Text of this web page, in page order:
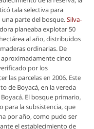
tala selectiva para
parte del bosque.Silva-
planeaba explotar 50
al año, distribuidos
ordinarias. De
cinco
por los
las parcelas en 2006. Este
de Boyacá, en la vereda
El bosque primario,
para la subsistencia, que
por año, como pudo ser
el establecimiento de